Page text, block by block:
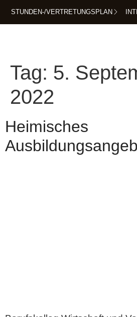
STUNDEN-/VERTRETUNGSPLAN
Tag: 5.
2022
Heimisches